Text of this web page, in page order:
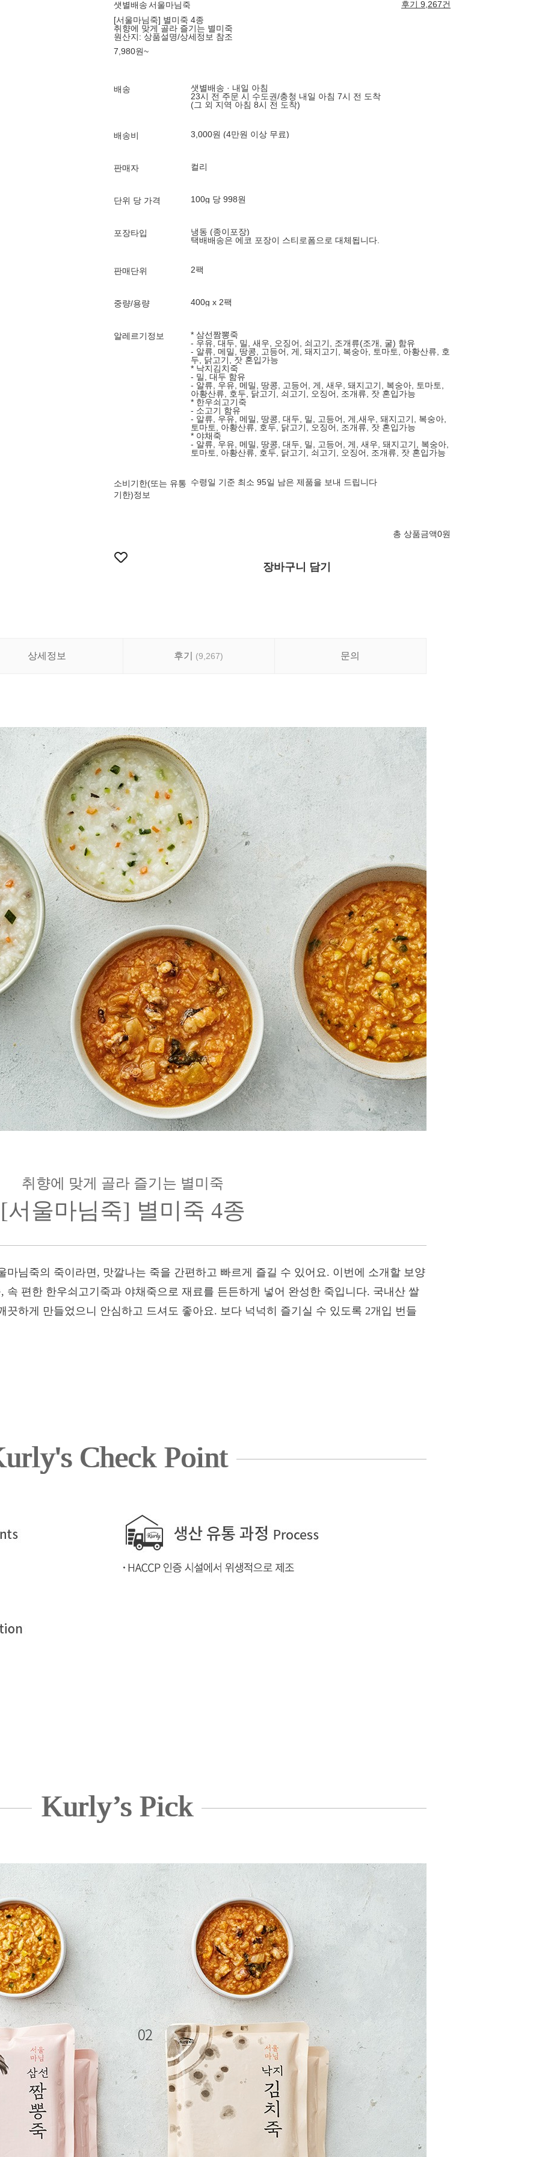
샛별배송서울마님죽
후기 9,267건
[서울마님죽] 별미죽 4종
취향에 맞게 골라 즐기는 별미죽
원산지: 상품설명/상세정보 참조
7,980원~
배송
샛별배송 · 내일 아침
23시 전 주문 시 수도권/충청 내일 아침 7시 전 도착
(그 외 지역 아침 8시 전 도착)
배송비 3,000원 (4만원 이상 무료)
판매자 컬리
단위 당 가격 100g 당 998원
포장타입
냉동 (종이포장)
택배배송은 에코 포장이 스티로폼으로 대체됩니다.
판매단위 2팩
중량/용량 400g x 2팩
알레르기정보
* 삼선짬뽕죽
- 우유, 대두, 밀, 새우, 오징어, 쇠고기, 조개류(조개, 굴) 함유
- 알류, 메밀, 땅콩, 고등어, 게, 돼지고기, 복숭아, 토마토, 아황산류, 호
두, 닭고기, 잣 혼입가능
* 낙지김치죽
- 밀, 대두 함유
- 알류, 우유, 메밀, 땅콩, 고등어, 게, 새우, 돼지고기, 복숭아, 토마토,
아황산류, 호두, 닭고기, 쇠고기, 오징어, 조개류, 잣 혼입가능
* 한우쇠고기죽
- 소고기 함유
- 알류, 우유, 메밀, 땅콩, 대두, 밀, 고등어, 게,새우, 돼지고기, 복숭아,
토마토, 아황산류, 호두, 닭고기, 오징어, 조개류, 잣 혼입가능
* 야채죽
- 알류, 우유, 메밀, 땅콩, 대두, 밀, 고등어, 게, 새우, 돼지고기, 복숭아,
토마토, 아황산류, 호두, 닭고기, 쇠고기, 오징어, 조개류, 잣 혼입가능
소비기한(또는 유통
기한)정보
수령일 기준 최소 95일 남은 제품을 보내 드립니다
총 상품금액0원
장바구니 담기
상세정보 후기 (9,267) 문의
취향에 맞게 골라 즐기는 별미죽
[서울마님죽] 별미죽 4종
마님죽의 죽이라면, 맛깔나는 죽을 간편하고 빠르게 즐길 수 있어요. 이번에 소개할 보양
속 편한 한우쇠고기죽과 야채죽으로 재료를 든든하게 넣어 완성한 죽입니다. 국내산 쌀
끗하게 만들었으니 안심하고 드셔도 좋아요. 보다 넉넉히 즐기실 수 있도록 2개입 번들
Check Point
Kurly’s Pick